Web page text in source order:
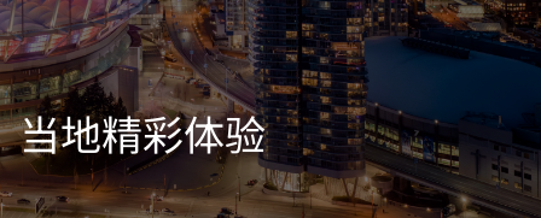
当地精彩体验
打开新窗口
打开新窗口